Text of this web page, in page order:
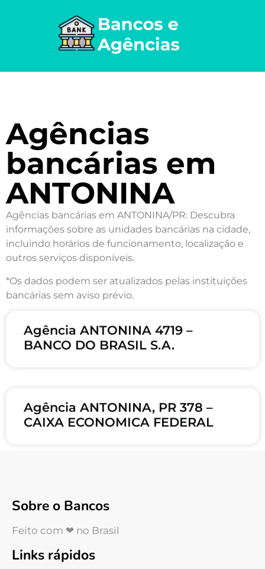
Agências
bancárias em
ANTONINA
Agências bancárias em ANTONINA/PR: Descubra
informações sobre as unidades bancárias na cidade,
incluindo horários de funcionamento, localização e
outros serviços disponíveis.
*Os dados podem ser atualizados pelas instituições
bancárias sem aviso prévio.
Agência ANTONINA 4719 –
BANCO DO BRASIL S.A.
Agência ANTONINA, PR 378 –
CAIXA ECONOMICA FEDERAL
Sobre o Bancos
Feito com ❤ no Brasil
Links rápidos